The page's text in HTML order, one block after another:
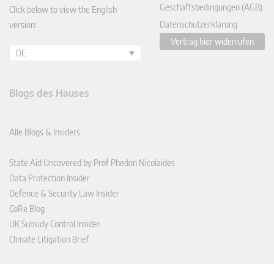
Click below to view the English
version:
DE
Geschäftsbedingungen (AGB)
Datenschutzerklärung
Vertrag hier widerrufen
Blogs des Hauses
Alle Blogs & Insiders
State Aid Uncovered by Prof Phedon Nicolaides
Data Protection Insider
Defence & Security Law Insider
CoRe Blog
UK Subsidy Control Insider
Climate Litigation Brief